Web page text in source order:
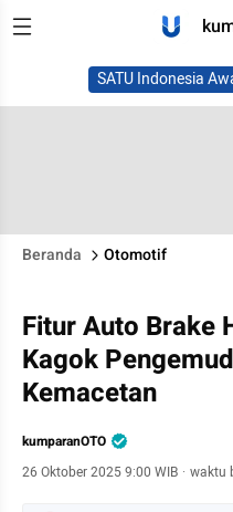
SATU Indonesia
Beranda Otomotif
Fitur Auto Brake
Kagok
Kemacetan
kumparanOTO
26 Oktober 2025 9:00 WIB · waktu